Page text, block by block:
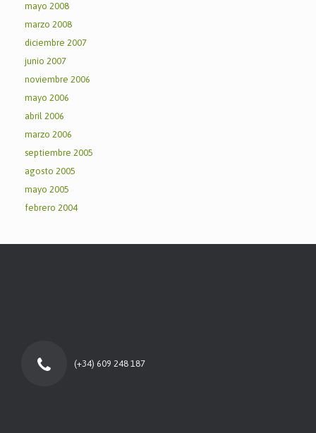
mayo 2008
marzo 2008
diciembre 2007
junio 2007
noviembre 2006
mayo 2006
abril 2006
marzo 2006
septiembre 2005
agosto 2005
mayo 2005
febrero 2004
(+34) 609 248 187